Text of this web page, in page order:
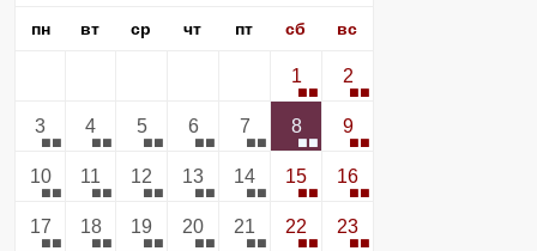
пн вт ср чт пт сб вс
1 2
3 4 5 6 7 8 9
10 11 12 13 14 15 16
17 18 19 20 21 22 23